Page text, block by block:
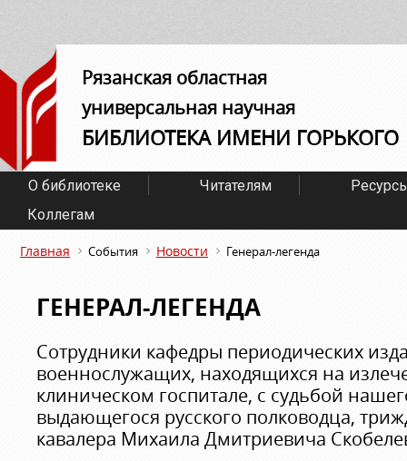
Рязанская областная
универсальная научная
БИБЛИОТЕКА ИМЕНИ ГОРЬКОГО
О библиотеке Читателям
Коллегам
Главная События Новости Генерал-легенда
ГЕНЕРАЛ-ЛЕГЕНДА
Сотрудники кафедры периодических
военнослужащих, находящихся на
клиническом госпитале, с судьбой
выдающегося русского полководца,
кавалера Михаила Дмитриевича